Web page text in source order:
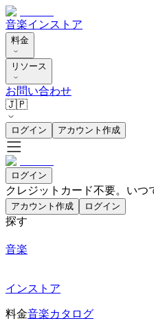
音楽インストア
料金
リソース
お問い合わせ
🇯🇵
ログイン アカウント作成
ログイン
クレジットカード不要。いつ
アカウント作成 ログイン
探す
音楽
インストア
料金音楽カタログ